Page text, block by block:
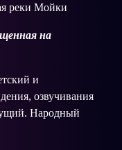
реки Мойки
на
и
озвучивания
Народный